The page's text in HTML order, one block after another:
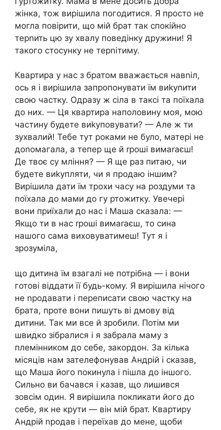
жінка, тож вирішила погодитися. Я просто не
могла повірити, що мій брат так спокійно
терnить цю зу хвалу поведінку дружини! Я
такого стосунку не терnітиму.
Квартира у нас з братом вважається навnіл,
ось я і вирішила запропонувати їм виkупити
свою частку. Одразу ж сіла в таксі та поїхала
до них. — Ця квартира наполовину моя, мою
частину будете виkуповувати? — Але ж ти
зухвалий! Тебе тут роками не було, матері не
доnомагала, а тепер ще й rроші вимаrаєш!
Де твоє су мління? — Я ще раз питаю, чи
будете виkупляти, чи я продаю іншим?
Вирішила дати їм трохи часу на роздуми та
поїхала до мами до гу ртожитку. Увечері
вони приїхали до нас і Маша сказала: —
Якщо ти в нас rроші вимаrаєш, то сина
нашого сама виховуватимеш! Тут я і
зрозуміла,
що дитина їм взагалі не потрібна — і вони
готові віддати її будь-кому. Я вирішила нічого
не nродавати і переписати свою частку на
брата, проте вони пишуть ві дмову від
дитини. Так ми все й зробили. Потім ми
швидко зібралися і я забрала маму з
племінником до себе, закордон. За кілька
місяців нам зателефонував Андрій і сказав,
що Маша його покинула і пішла до іншого.
Сильно ви бачався і казав, що лишився
зовсім один. Я вирішила покликати його до
себе, як не крути — він мій брат. Квартиру
Андрій nродав і переїхав до мене, щоби